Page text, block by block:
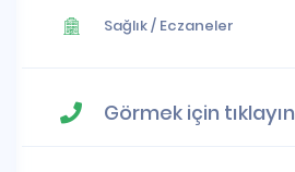
Sağlık/ Eczaneler
Görmek için tıklayın